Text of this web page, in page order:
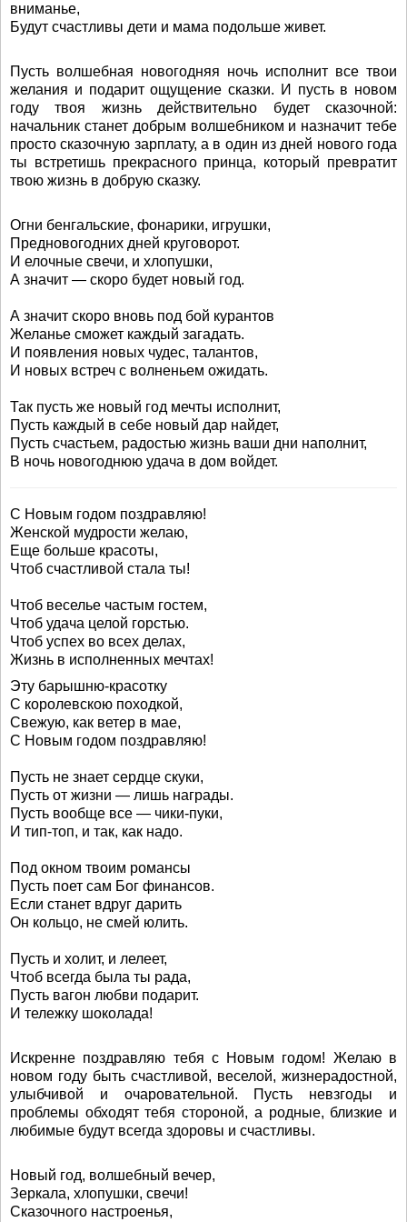
вниманье,
Будут счастливы дети и мама подольше живет.
Пусть волшебная новогодняя ночь исполнит все твои
желания и подарит ощущение сказки. И пусть в новом
году твоя жизнь действительно будет сказочной:
начальник станет добрым волшебником и назначит тебе
просто сказочную зарплату, а в один из дней нового года
ты встретишь прекрасного принца, который превратит
твою жизнь в добрую сказку.
Огни бенгальские, фонарики, игрушки,
Предновогодних дней круговорот.
И елочные свечи, и хлопушки,
А значит — скоро будет новый год.
А значит скоро вновь под бой курантов
Желанье сможет каждый загадать.
И появления новых чудес, талантов,
И новых встреч с волненьем ожидать.
Так пусть же новый год мечты исполнит,
Пусть каждый в себе новый дар найдет,
Пусть счастьем, радостью жизнь ваши дни наполнит,
В ночь новогоднюю удача в дом войдет.
С Новым годом поздравляю!
Женской мудрости желаю,
Еще больше красоты,
Чтоб счастливой стала ты!
Чтоб веселье частым гостем,
Чтоб удача целой горстью.
Чтоб успех во всех делах,
Жизнь в исполненных мечтах!
Эту барышню-красотку
С королевскою походкой,
Свежую, как ветер в мае,
С Новым годом поздравляю!
Пусть не знает сердце скуки,
Пусть от жизни — лишь награды.
Пусть вообще все — чики-пуки,
И тип-топ, и так, как надо.
Под окном твоим романсы
Пусть поет сам Бог финансов.
Если станет вдруг дарить
Он кольцо, не смей юлить.
Пусть и холит, и лелеет,
Чтоб всегда была ты рада,
Пусть вагон любви подарит.
И тележку шоколада!
Искренне поздравляю тебя с Новым годом! Желаю в
новом году быть счастливой, веселой, жизнерадостной,
улыбчивой и очаровательной. Пусть невзгоды и
проблемы обходят тебя стороной, а родные, близкие и
любимые будут всегда здоровы и счастливы.
Новый год, волшебный вечер,
Зеркала, хлопушки, свечи!
Сказочного настроенья,